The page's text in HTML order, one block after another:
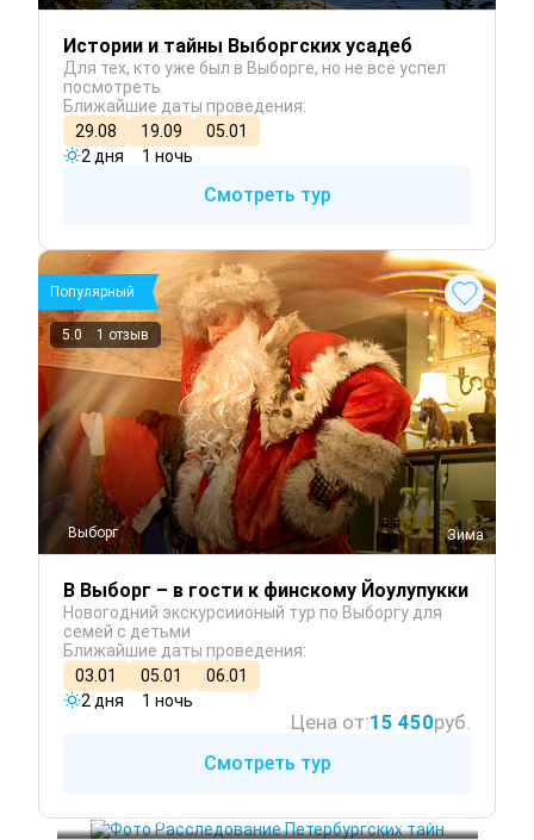
Истории и тайны Выборгских усадеб
Для тех, кто уже был в Выборге, но не всё успел
посмотреть
Ближайшие даты проведения:
29.08
19.09
05.01
2 дня
1 ночь
Смотреть тур
Выборг
Популярный
5.0 1 отзыв
Зима
В Выборг – в гости к финскому Йоулупукки
Новогодний экскурсиионый тур по Выборгу для
семей с детьми
Ближайшие даты проведения:
03.01
05.01
06.01
2 дня
1 ночь
Цена от:15 450руб.
Смотреть тур
Санкт-Петербург Круглый год